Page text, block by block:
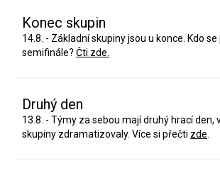
Konec skupin
14.8. - Základní skupiny jsou u konce. Kdo
semifinále? Čti zde.
Druhý den
13.8. - Týmy za sebou mají druhý hrací den,
skupiny zdramatizovaly. Více si přečti zde